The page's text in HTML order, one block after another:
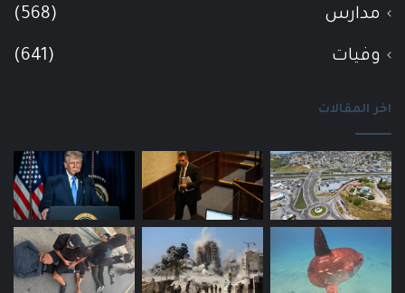
مدارس (568)
وفيات (641)
اخر المقالات